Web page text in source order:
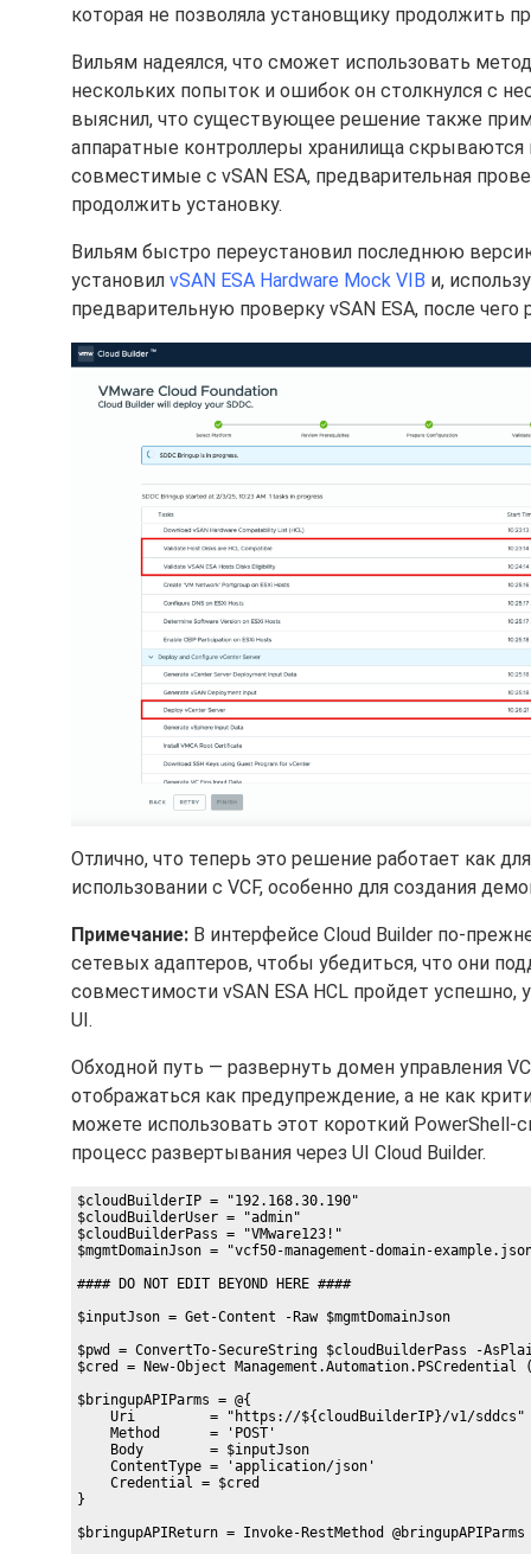
которая не позволяла установщику продолжить
Вильям надеялся, что сможет использовать
нескольких попыток и ошибок он столкнулся с
выяснил, что существующее решение также
аппаратные контроллеры хранилища
совместимые с vSAN ESA, предварительная
продолжить установку.
Вильям быстро переустановил последнюю
установил vSAN ESA Hardware Mock VIB и,
предварительную проверку vSAN ESA, после
Отлично, что теперь это решение работает как
использовании с VCF, особенно для создания
Примечание: В интерфейсе Cloud Builder по-
сетевых адаптеров, чтобы убедиться, что они
совместимости vSAN ESA HCL пройдет
UI.
Обходной путь — развернуть домен управления
отображаться как предупреждение, а не как
можете использовать этот короткий PowerShell-
процесс развертывания через UI Cloud Builder.
$cloudBuilderIP = "192.168.30.190"
$cloudBuilderUser = "admin"
$cloudBuilderPass = "VMware123!"
$mgmtDomainJson = "vcf50-management-domain-
#### DO NOT EDIT BEYOND HERE ####
$inputJson = Get-Content -Raw $mgmtDomainJson
$pwd = ConvertTo-SecureString $cloudBuilderPass -
$cred = New-Object
$bringupAPIParms = @{
    Uri         = "https://${cloudBuilderIP}/v1/sddcs"
    Method      = 'POST'
    Body        = $inputJson
    ContentType = 'application/json'
    Credential = $cred
}
$bringupAPIReturn = Invoke-RestMethod